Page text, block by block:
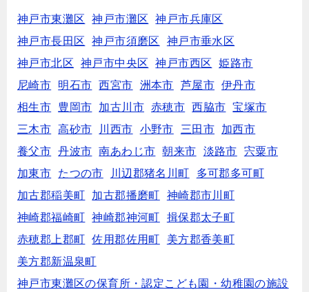
神戸市東灘区 神戸市灘区
神戸市兵庫区
神戸市長田区
神戸市須磨区
神戸市垂水区
神戸市北区
神戸市中央区 神戸市西区
姫路市
尼崎市
明石市 西宮市 洲本市 芦屋市 伊丹市
相生市
豊岡市 加古川市 赤穂市 西脇市
宝塚市
三木市
高砂市 川西市 小野市 三田市
加西市
養父市
丹波市 南あわじ市 朝来市 淡路市
宍粟市
加東市
たつの市 川辺郡猪名川町
多可郡多可町
加古郡稲美町
加古郡播磨町
神崎郡市川町
神崎郡福崎町
神崎郡神河町
揖保郡太子町
赤穂郡上郡町
佐用郡佐用町
美方郡香美町
美方郡新温泉町
神戸市東灘区の保育所・認定こども園・幼稚園の施設